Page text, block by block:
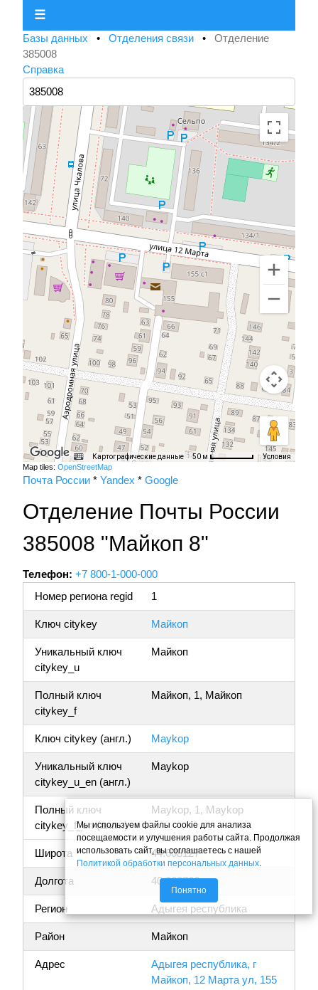
☰
Базы данных • Отделения связи • Отделение
385008
Справка
Картографические данные 50 м Условия
Map tiles: OpenStreetMap
Почта России * Yandex * Google
Отделение Почты России
385008 "Майкоп 8"
Телефон: +7 800-1-000-000
Номер региона regid
1
Ключ citykey Майкоп
Уникальный ключ
citykey_u
Майкоп
Полный ключ
citykey_f
Майкоп, 1, Майкоп
Ключ citykey (англ.) Maykop
Уникальный ключ
citykey_u_en (англ.)
Maykop
Полный ключ
citykey_f_en (англ.)
Maykop, 1, Maykop
Широта 44.608127
Долгота 40.063766
Регион Адыгея республика
Район Майкоп
Адрес
Адыгея республика, г
Майкоп, 12 Марта ул, 155
Мы используем файлы cookie для анализа
посещаемости и улучшения работы сайта. Продолжая
использовать сайт, вы соглашаетесь с нашей
Политикой обработки персональных данных.
Понятно